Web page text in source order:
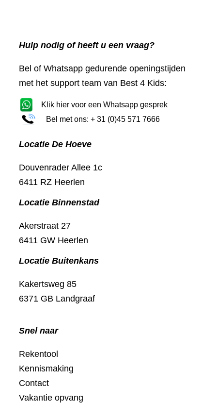
Hulp nodig of heeft u een vraag?
Bel of Whatsapp gedurende openingstijden
met het support team van Best 4 Kids:
Klik hier voor een Whatsapp gesprek
Bel met ons: + 31 (0)45 571 7666
Locatie De Hoeve
Douvenrader Allee 1c
6411 RZ Heerlen
Locatie Binnenstad
Akerstraat 27
6411 GW Heerlen
Locatie Buitenkans
Kakertsweg 85
6371 GB Landgraaf
Snel naar
Rekentool
Kennismaking
Contact
Vakantie opvang